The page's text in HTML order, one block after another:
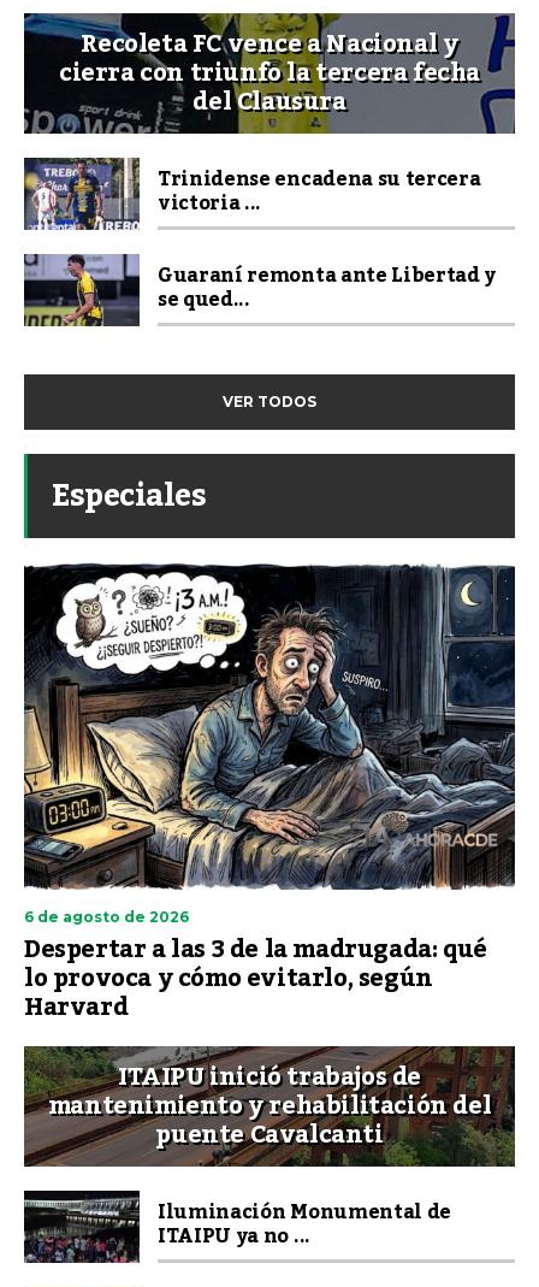
Recoleta FC vence a Nacional y
cierra con triunfo la tercera fecha
del Clausura
Trinidense encadena su tercera
victoria ...
Guaraní remonta ante Libertad y
se qued...
VER TODOS
Especiales
6 de agosto de 2026
Despertar a las 3 de la madrugada: qué
lo provoca y cómo evitarlo, según
Harvard
ITAIPU inició trabajos de
mantenimiento y rehabilitación del
puente Cavalcanti
Iluminación Monumental de
ITAIPU ya no ...